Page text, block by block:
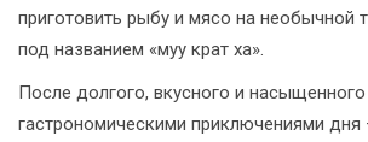
приготовить рыбу и мясо на необычной
под названием «муу крат ха».
После долгого, вкусного и насыщенного
гастрономическими приключениями